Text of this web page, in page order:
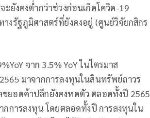
ยังคงต่ำกว่าช่วงก่อนเกิดโควิด-19
งรัฐภูมิศาสตร์ที่ยังคงอยู่ (ศูนย์วิจัยกสิกร
จาก 3.5% YoY ในไตรมาส
มาจากการลงทุนในสินทรัพย์ถาวร
ยอดค้าปลีกยังคงหดตัว ตลอดทั้งปี 2565
การลงทุน โดยตลอดทั้งปี การลงทุนใน